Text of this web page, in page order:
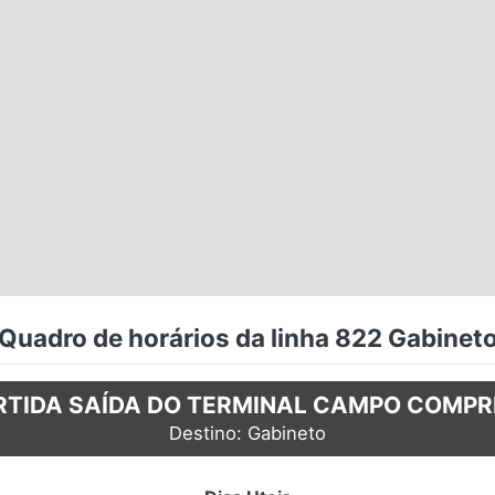
Quadro de horários da linha 822
SAÍDA DO TERMINAL CAMPO
Destino: Gabineto